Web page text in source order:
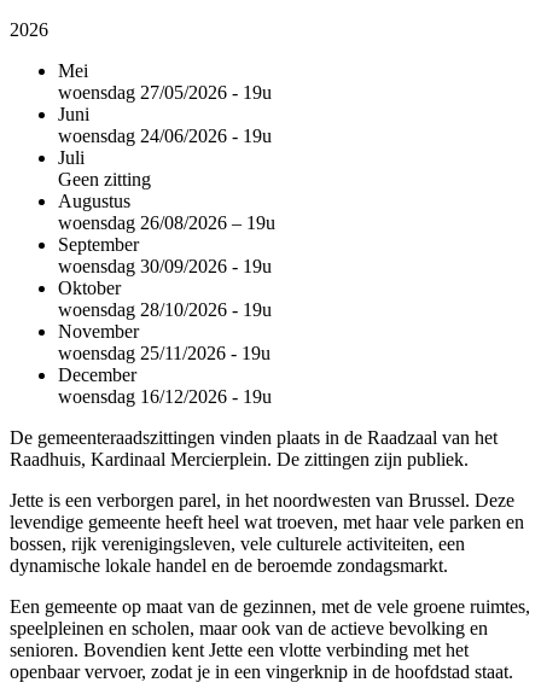
2026
Mei
woensdag 27/05/2026 - 19u
Juni
woensdag 24/06/2026 - 19u
Juli
Geen zitting
Augustus
woensdag 26/08/2026 – 19u
September
woensdag 30/09/2026 - 19u
Oktober
woensdag 28/10/2026 - 19u
November
woensdag 25/11/2026 - 19u
December
woensdag 16/12/2026 - 19u
De gemeenteraadszittingen vinden plaats in de Raadzaal van het
Raadhuis, Kardinaal Mercierplein. De zittingen zijn publiek.
Jette is een verborgen parel, in het noordwesten van Brussel. Deze
levendige gemeente heeft heel wat troeven, met haar vele parken en
bossen, rijk verenigingsleven, vele culturele activiteiten, een
dynamische lokale handel en de beroemde zondagsmarkt.
Een gemeente op maat van de gezinnen, met de vele groene ruimtes,
speelpleinen en scholen, maar ook van de actieve bevolking en
senioren. Bovendien kent Jette een vlotte verbinding met het
openbaar vervoer, zodat je in een vingerknip in de hoofdstad staat.